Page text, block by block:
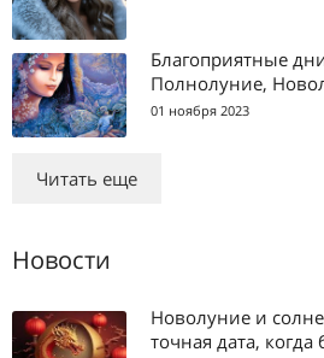
Благоприятные
Полнолуние,
01 ноября 2023
Читать еще
Новости
Новолуние и
точная дата, когда